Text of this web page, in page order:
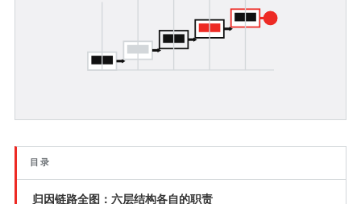
目录
归因链路全图：六层结构各自的职责